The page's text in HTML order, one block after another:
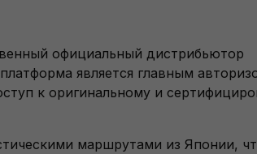
официальный дистрибьютор
является главным
к оригинальному и
маршрутами из Японии,